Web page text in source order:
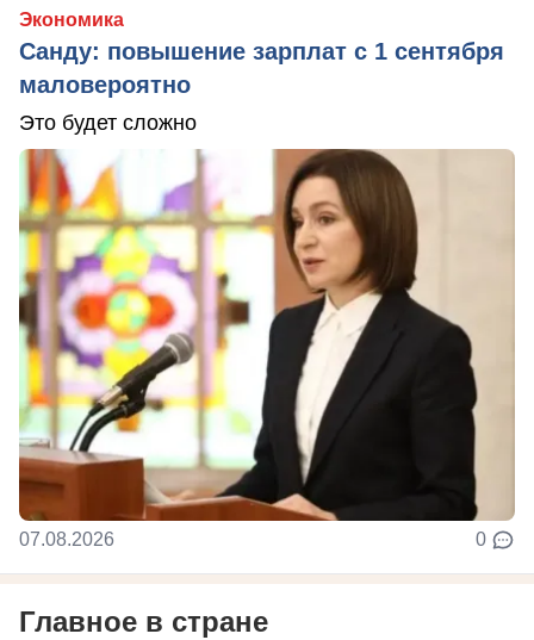
Экономика
Санду: повышение зарплат с 1 сентября
маловероятно
Это будет сложно
07.08.2026 0
Главное в стране